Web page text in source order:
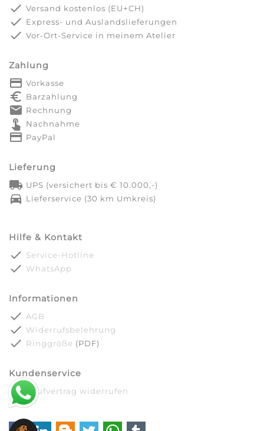
done Versand kostenlos (EU+CH)
done Express- und Auslandslieferungen
done Vor-Ort-Service in meinem Atelier
Zahlung
payment Vorkasse
euro_symbol Barzahlung
markunread Rechnung
touch_app Nachnahme
credit_card PayPal
Lieferung
local_shipping UPS (versichert bis € 10.000,-)
directions_car Lieferservice (30 km Umkreis)
Hilfe & Kontakt
done Service-Hotline
done WhatsApp
Informationen
done AGB
done Widerrufsbelehrung
done Ringgröße (PDF)
Kundenservice
done Kaufvertrag widerrufen